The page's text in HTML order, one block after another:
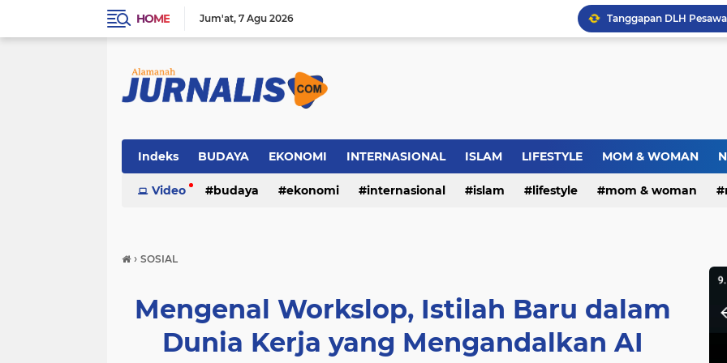
HOME Jum'at 7 Agu 2026
Jambret Tas Mahasiswi
Warga RW.06 Wisma
Indeks BUDAYA EKONOMI INTERNASIONAL ISLAM LIFESTYLE MOM & WOMAN
SOSIAL WISATA
Video budaya ekonomi internasional islam lifestyle mom & woman
› SOSIAL
Mengenal Workslop, Istilah Baru dalam
Dunia Kerja yang Mengandalkan AI